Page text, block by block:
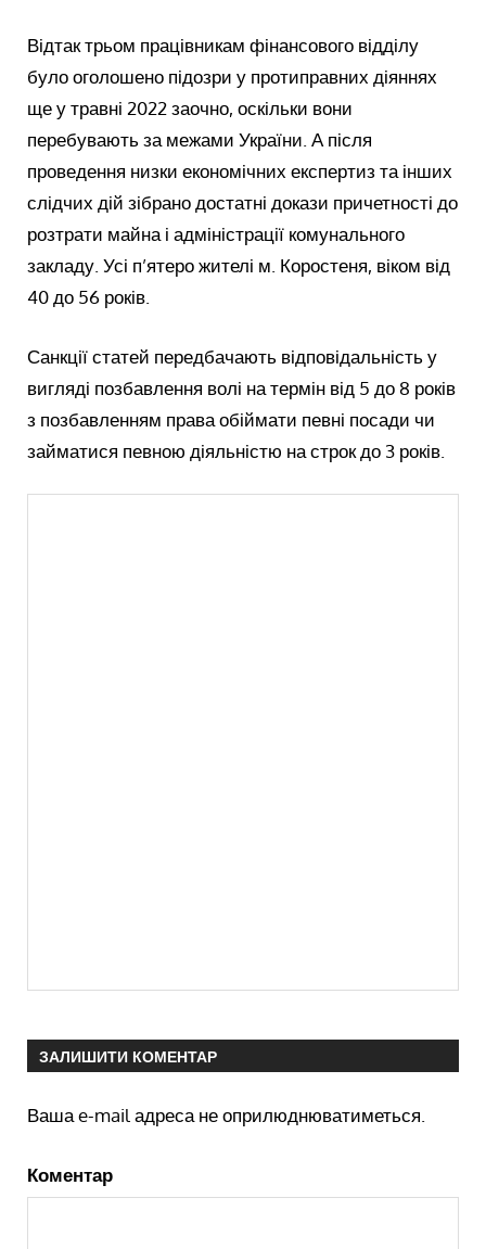
Відтак трьом працівникам фінансового відділу
було оголошено підозри у протиправних діяннях
ще у травні 2022 заочно, оскільки вони
перебувають за межами України. А після
проведення низки економічних експертиз та інших
слідчих дій зібрано достатні докази причетності до
розтрати майна і адміністрації комунального
закладу. Усі п’ятеро жителі м. Коростеня, віком від
40 до 56 років.
Санкції статей передбачають відповідальність у
вигляді позбавлення волі на термін від 5 до 8 років
з позбавленням права обіймати певні посади чи
займатися певною діяльністю на строк до 3 років.
ЗАЛИШИТИ КОМЕНТАР
Ваша e-mail адреса не оприлюднюватиметься.
Коментар